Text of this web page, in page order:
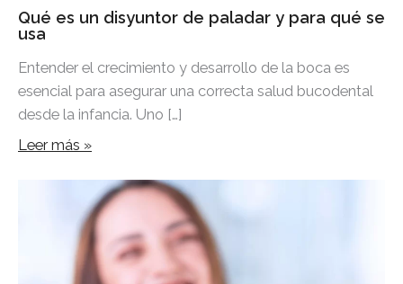
Qué es un disyuntor de paladar y para qué se
usa
Entender el crecimiento y desarrollo de la boca es
esencial para asegurar una correcta salud bucodental
desde la infancia. Uno […]
Leer más »